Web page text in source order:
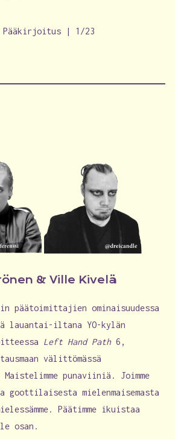
Pääkirjoitus | 1/23
& Ville Kivelä
päätoimittajien ominaisuudessa
lauantai-iltana YO-kylän
Left Hand Path6,
välittömässä
punaviiniä. Joimme
mielenmaisemasta
Päätimme ikuistaa
osan.